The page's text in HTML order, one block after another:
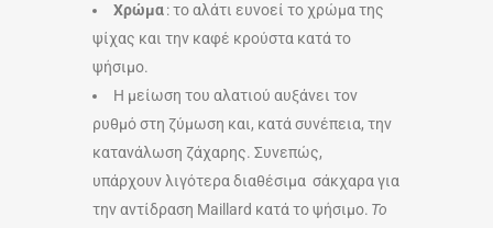
Χρώμα: το αλάτι ευνοεί το χρώμα της
ψίχας και την καφέ κρούστα κατά το
ψήσιμο.
Η μείωση του αλατιού αυξάνει τον
ρυθμό στη ζύμωση και, κατά συνέπεια, την
κατανάλωση ζάχαρης. Συνεπώς,
υπάρχουν λιγότερα διαθέσιμα σάκχαρα για
την αντίδραση Maillard κατά το ψήσιμο. Το